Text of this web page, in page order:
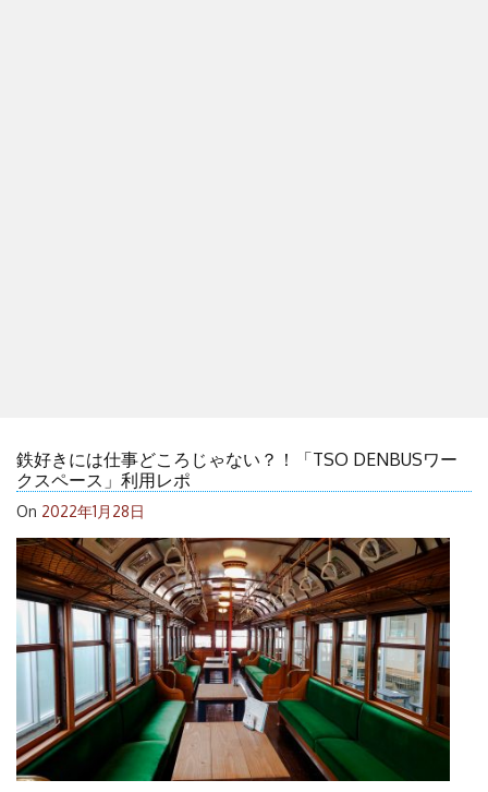
鉄好きには仕事どころじゃない？！「TSO DENBUSワー
クスペース」利用レポ
On 2022年1月28日